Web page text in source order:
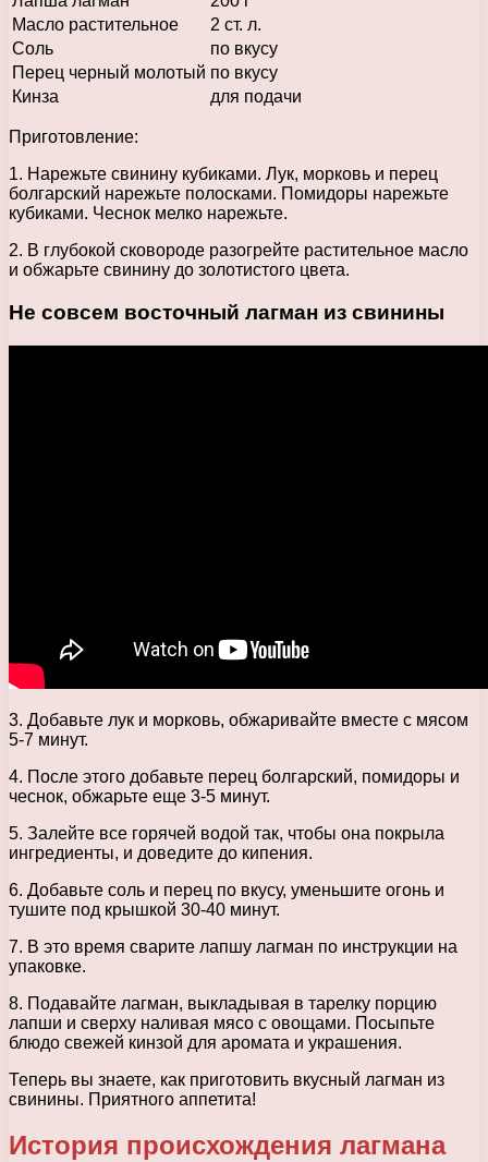
Масло растительное
2 ст. л.
Соль
по вкусу
Перец черный молотый по вкусу
Кинза
для подачи
Приготовление:
1. Нарежьте свинину кубиками. Лук, морковь и перец
болгарский нарежьте полосками. Помидоры нарежьте
кубиками. Чеснок мелко нарежьте.
2. В глубокой сковороде разогрейте растительное масло
и обжарьте свинину до золотистого цвета.
Не совсем восточный лагман из свинины
3. Добавьте лук и морковь, обжаривайте вместе с мясом
5-7 минут.
4. После этого добавьте перец болгарский, помидоры и
чеснок, обжарьте еще 3-5 минут.
5. Залейте все горячей водой так, чтобы она покрыла
ингредиенты, и доведите до кипения.
6. Добавьте соль и перец по вкусу, уменьшите огонь и
тушите под крышкой 30-40 минут.
7. В это время сварите лапшу лагман по инструкции на
упаковке.
8. Подавайте лагман, выкладывая в тарелку порцию
лапши и сверху наливая мясо с овощами. Посыпьте
блюдо свежей кинзой для аромата и украшения.
Теперь вы знаете, как приготовить вкусный лагман из
свинины. Приятного аппетита!
История происхождения лагмана